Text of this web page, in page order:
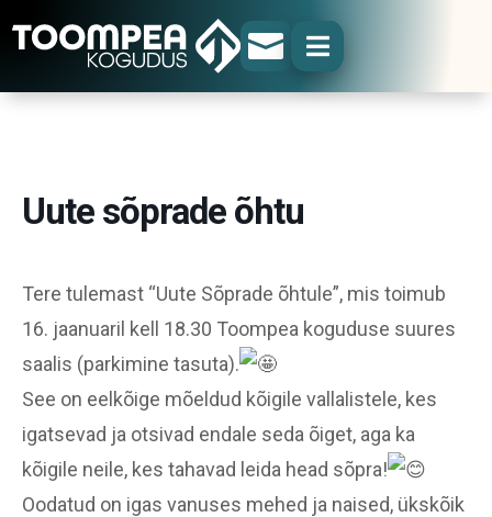
 
Uute sõprade õhtu
Tere tulemast “Uute Sõprade õhtule”, mis toimub
16. jaanuaril kell 18.30 Toompea koguduse suures
saalis (parkimine tasuta).
See on eelkõige mõeldud kõigile vallalistele, kes
igatsevad ja otsivad endale seda õiget, aga ka
kõigile neile, kes tahavad leida head sõpra!
Oodatud on igas vanuses mehed ja naised, ükskõik